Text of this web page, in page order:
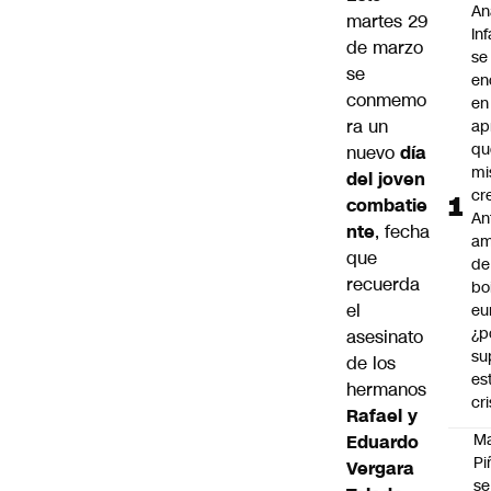
martes 29
de marzo
se
conmemo
ra un
nuevo día
del joven
combatie
nte, fecha
que
recuerda
el
asesinato
de los
hermanos
Rafael y
Eduardo
Vergara
se